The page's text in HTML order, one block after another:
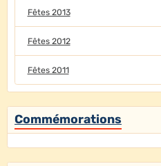
Fêtes 2013
Fêtes 2012
Fêtes 2011
Commémorations